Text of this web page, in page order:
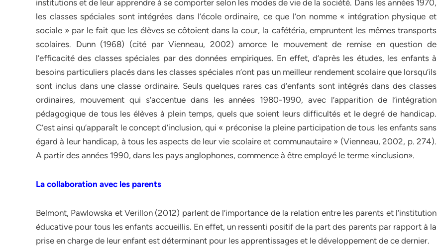
institutions et de leur apprendre à se comporter selon les modes de vie de la société. Dans les années 1970,
les classes spéciales sont intégrées dans l’école ordinaire, ce que l’on nomme « intégration physique et
sociale » par le fait que les élèves se côtoient dans la cour, la cafétéria, empruntent les mêmes transports
scolaires. Dunn (1968) (cité par Vienneau, 2002) amorce le mouvement de remise en question de
l’efficacité des classes spéciales par des données empiriques. En effet, d’après les études, les enfants à
besoins particuliers placés dans les classes spéciales n’ont pas un meilleur rendement scolaire que lorsqu’ils
sont inclus dans une classe ordinaire. Seuls quelques rares cas d’enfants sont intégrés dans des classes
ordinaires, mouvement qui s’accentue dans les années 1980-1990, avec l’apparition de l’intégration
pédagogique de tous les élèves à plein temps, quels que soient leurs difficultés et le degré de handicap.
C’est ainsi qu’apparaît le concept d’inclusion, qui « préconise la pleine participation de tous les enfants sans
égard à leur handicap, à tous les aspects de leur vie scolaire et communautaire » (Vienneau, 2002, p. 274).
A partir des années 1990, dans les pays anglophones, commence à être employé le terme «inclusion».
La collaboration avec les parents
Belmont, Pawlowska et Verillon (2012) parlent de l’importance de la relation entre les parents et l’institution
éducative pour tous les enfants accueillis. En effet, un ressenti positif de la part des parents par rapport à la
prise en charge de leur enfant est déterminant pour les apprentissages et le développement de ce dernier.